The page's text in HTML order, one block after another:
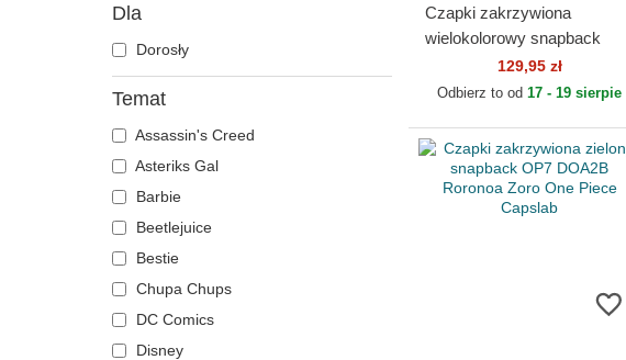
Dla
Dorosły
Temat
Assassin's Creed
Asteriks Gal
Barbie
Beetlejuice
Bestie
Chupa Chups
DC Comics
Disney
Czapki zakrzywiona
wielokolorowy snapback
STRA CT Piraci
Słomkowego Kapelusza One
129,95 zł
Odbierz to od17 - 19 sierpie